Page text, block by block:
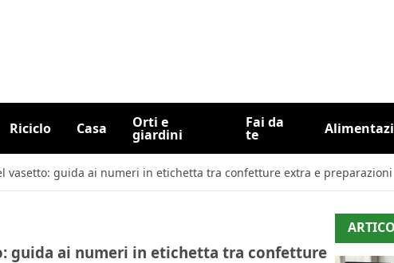
Riciclo Casa Orti e
giardini
Fai da
te
vasetto: guida ai numeri in etichetta tra confetture extra e preparazioni
guida ai numeri in etichetta tra confetture